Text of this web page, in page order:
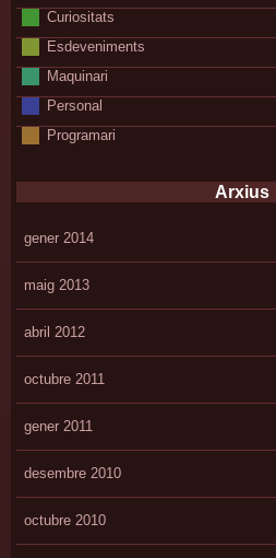
Curiositats
Esdeveniments
Maquinari
Personal
Programari
Arxius
gener 2014
maig 2013
abril 2012
octubre 2011
gener 2011
desembre 2010
octubre 2010